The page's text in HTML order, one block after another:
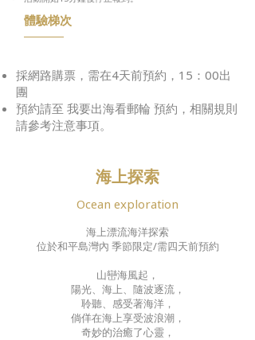
體驗梯次
採網路購票，需在4天前預約，15：00出
團
預約請至 我要出海看郵輪 預約，相關規則
請參考注意事項。
​海上探索
Ocean exploration
海上漂流海洋探索
位於和平島灣內 季節限定/需四天前預約
山巒海風起，
陽光、海上、隨波逐流，
聆聽、感受著海洋，
倘佯在海上享受波浪潮，
奇妙的治癒了心靈，